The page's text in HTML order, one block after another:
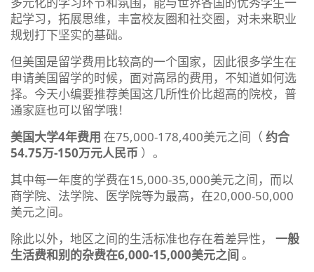
起学习，拓展思维，丰富校友圈和社交圈，对未来职业
规划打下坚实的基础。
但美国是留学费用比较高的一个国家，因此很多学生在
申请美国留学的时候，面对高昂的费用，不知道如何选
择。今天小编要推荐美国这几所性价比超高的院校，普
通家庭也可以留学哦！
美国大学4年费用 在75,000-178,400美元之间（ 约合
54.75万-150万元人民币 ）。
其中每一年度的学费在15,000-35,000美元之间，而以
商学院、法学院、医学院等为最高，在20,000-50,000
美元之间。
除此以外，地区之间的生活标准也存在着差异性， 一般
生活费和别的杂费在6,000-15,000美元之间 。